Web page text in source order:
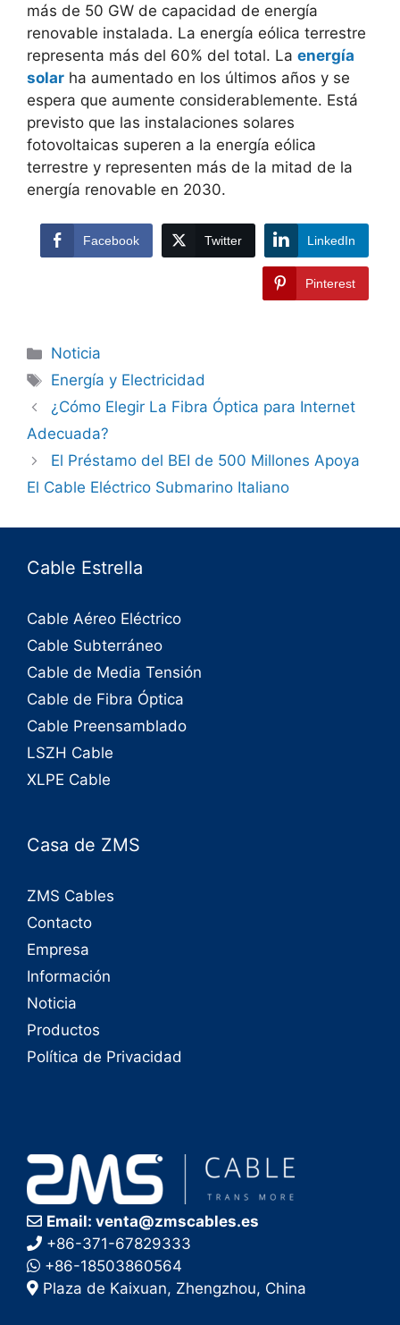
más de 50 GW de capacidad de energía
renovable instalada. La energía eólica terrestre
representa más del 60% del total. La energía
solar ha aumentado en los últimos años y se
espera que aumente considerablemente. Está
previsto que las instalaciones solares
fotovoltaicas superen a la energía eólica
terrestre y representen más de la mitad de la
energía renovable en 2030.
Facebook Twitter LinkedIn
Pinterest
Noticia
Energía y Electricidad
¿Cómo Elegir La Fibra Óptica para Internet
Adecuada?
El Préstamo del BEI de 500 Millones Apoya
El Cable Eléctrico Submarino Italiano
Cable Estrella
Cable Aéreo Eléctrico
Cable Subterráneo
Cable de Media Tensión
Cable de Fibra Óptica
Cable Preensamblado
LSZH Cable
XLPE Cable
Casa de ZMS
ZMS Cables
Contacto
Empresa
Información
Noticia
Productos
Política de Privacidad
Email: venta@zmscables.es
+86-371-67829333
+86-18503860564
Plaza de Kaixuan, Zhengzhou, China